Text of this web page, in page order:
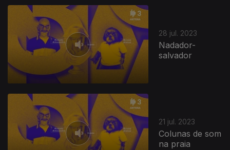
28 jul. 2023
Nadador-
salvador
21 jul. 2023
Colunas de som
na praia